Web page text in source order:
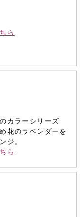
ら
カラーシリーズ
花のラベンダーを
ジ。
ら